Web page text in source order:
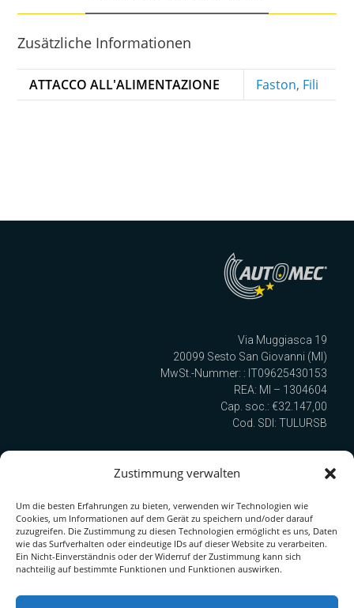
Zustimmung verwalten
Um die besten Erfahrungen zu bieten, verwenden wir Technologien wie
Cookies, um Informationen auf dem Gerät zu speichern und/oder darauf
zuzugreifen. Die Zustimmung zu diesen Technologien ermöglicht es uns, Daten
wie das Surfverhalten oder eindeutige IDs auf dieser Website zu verarbeiten.
Ein Nicht-Einverständnis oder der Widerruf der Zustimmung kann sich
nachteilig auf bestimmte Funktionen und Funktionen auswirken.
Zusätzliche Informationen
ATTACCO ALL'ALIMENTAZIONE Faston, Fili
Via Muggiasca 19
20099 Sesto San Giovanni (MI)
MwSt.-Nummer: : IT09625430153
REA: MI – 1304604
Cap. soc.: €32.147,00
Cod. SDI: TULURSB
Wir sind nach UNI EN ISO 9001:2015 zertifiziert!
Quick Link zur Serie
PDF-Katalog herunterladen